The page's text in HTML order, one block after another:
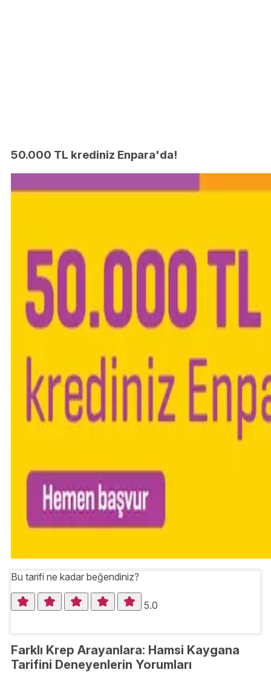
50.000 TL krediniz Enpara'da!
Bu tarifi ne kadar beğendiniz?
5.0
Farklı Krep Arayanlara: Hamsi Kaygana
Tarifini Deneyenlerin Yorumları